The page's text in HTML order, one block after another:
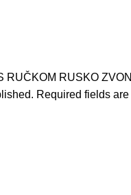
RUČKOM RUSKO
Required fields are